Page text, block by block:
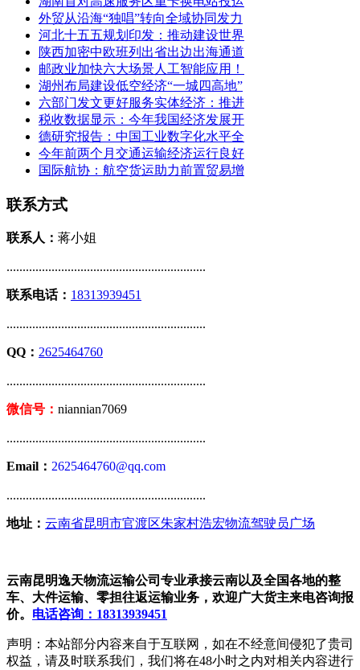
外贸从沿海“独唱”转向全域协同发力
河北十五五规划印发：推动建设世界
陕西加密中欧班列出省出边出海通道
邮政业加快六大场景人工智能应用！
湖州布局建设低空经济“一城四高地”
六部门发文更好服务实体经济：推进
税收数据显示：今年我国经济发展开
德研究报告：中国工业数字化水平全
今年前两个月交通运输经济运行良好
国际航协：航空货运助力前置贸易增
联系方式
联系人： 蒋小姐
..............................................................
联系电话： 18313939451
..............................................................
QQ： 2625464760
..............................................................
微信号： niannian7069
..............................................................
Email： 2625464760@qq.com
..............................................................
地址： 云南省昆明市官渡区朱家村浩宏物流驾驶员广场
云南昆明逸天物流运输公司专业承接云南以及全国各地的整
车、大件运输、零担往返运输业务，欢迎广大货主来电咨询报
价。 电话咨询：18313939451
声明：本站部分内容来自于互联网，如在不经意间侵犯了贵司
权益，请及时联系我们，我们将在48小时之内对相关内容进行